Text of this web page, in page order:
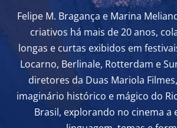
Felipe M. Bragança e Marina
criativos há mais de 20 anos,
longas e curtas exibidos em
Locarno, Berlinale, Rotterdam e
diretores da Duas Mariola
imaginário histórico e mágico do
Brasil, explorando no cinema a